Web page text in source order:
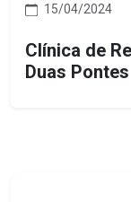
15/04/2024
Clínica de
Duas Pontes